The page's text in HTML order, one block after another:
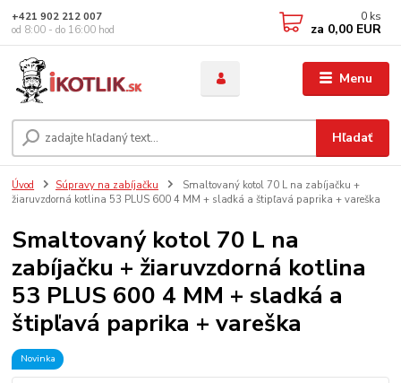
Menu
Hľadať
+421 902 212 007
od 8:00 - do 16:00 hod
0 ks
za 0,00 EUR
Úvod Súpravy na zabíjačku
Smaltovaný kotol 70 L na zabíjačku +
žiaruvzdorná kotlina 53 PLUS 600 4 MM + sladká a štipľavá paprika + vareška
Smaltovaný kotol 70 L na
zabíjačku + žiaruvzdorná kotlina
53 PLUS 600 4 MM + sladká a
štipľavá paprika + vareška
Novinka